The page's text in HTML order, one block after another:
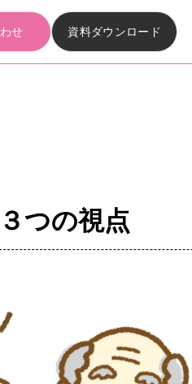
せ 資料ダウンロード
つの視点